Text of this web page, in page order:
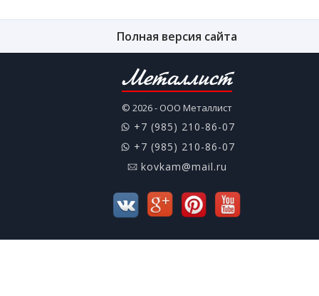
Полная версия сайта
Металлист
© 2026 - ООО Металлист
+7 (985) 210-86-07
+7 (985) 210-86-07
kovkam@mail.ru